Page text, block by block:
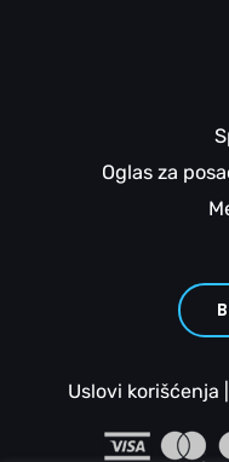
Oglas za
Uslovi korišćenja